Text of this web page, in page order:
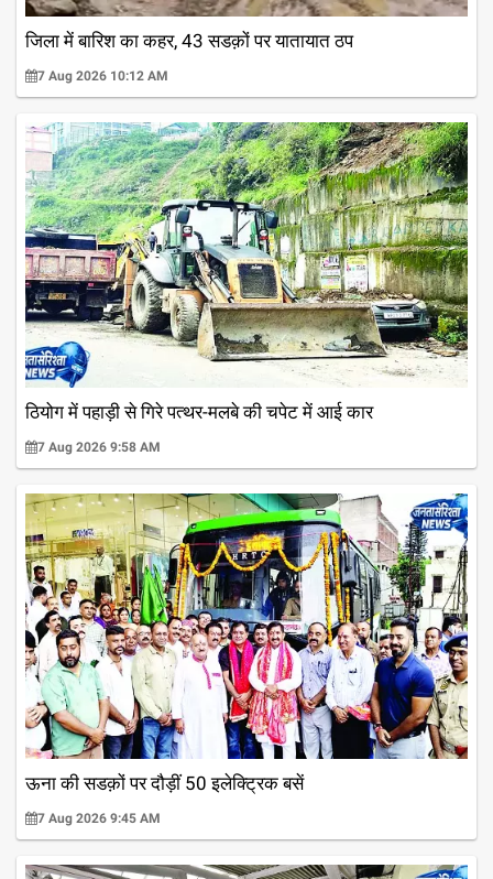
जिला में बारिश का कहर, 43 सडक़ों पर यातायात ठप
7 Aug 2026 10:12 AM
ठियोग में पहाड़ी से गिरे पत्थर-मलबे की चपेट में आई कार
7 Aug 2026 9:58 AM
ऊना की सडक़ों पर दौड़ीं 50 इलेक्ट्रिक बसें
7 Aug 2026 9:45 AM